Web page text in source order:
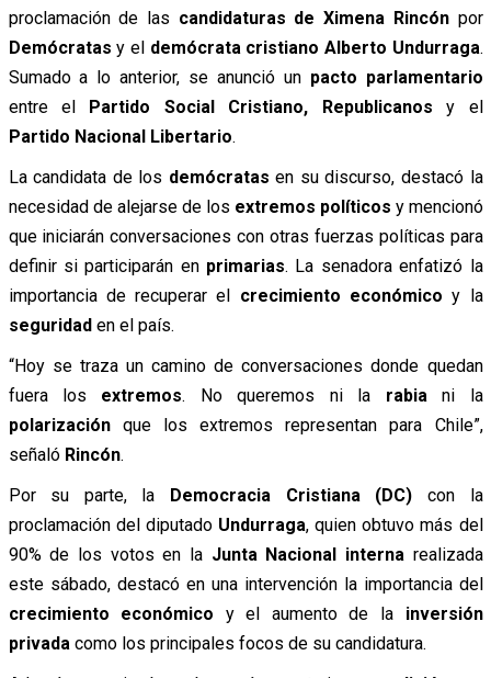
proclamación de las candidaturas de Ximena Rincónpor
Demócratas y el demócrata cristiano Alberto Undurraga.
Sumado a lo anterior, se anunció un pacto parlamentario
entre el Partido Social Cristiano, Republicanos y el
Partido Nacional Libertario.
La candidata de los demócratas en su discurso, destacó la
necesidad de alejarse de los extremos políticos y mencionó
que iniciarán conversaciones con otras fuerzas políticas para
definir si participarán en primarias. La senadora enfatizó la
importancia de recuperar el crecimiento económico y la
seguridaden el país.
“Hoy se traza un camino de conversaciones donde quedan
fuera los extremos. No queremos ni la rabia ni la
polarizaciónque los extremos representan para Chile”,
señaló Rincón.
Por su parte, la Democracia Cristiana (DC) con la
proclamación del diputado Undurraga, quien obtuvo más del
90% de los votos en la Junta Nacional interna realizada
este sábado, destacó en una intervención la importancia del
crecimiento económico y el aumento de la inversión
privada como los principales focos de su candidatura.